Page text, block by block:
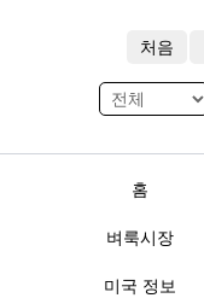
처음
홈
벼룩시장
미국 정보